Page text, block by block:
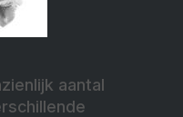
aantal